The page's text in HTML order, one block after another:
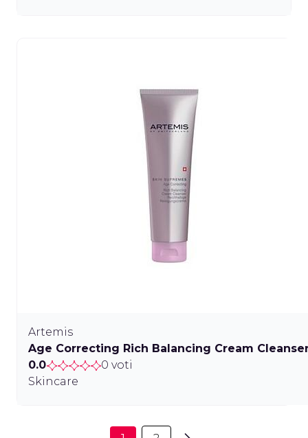
Artemis
Age Correcting Rich Balancing Cream
0.0
0 voti
Skincare